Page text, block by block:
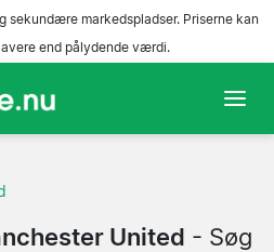
sekundære markedspladser. Priserne kan
end pålydende værdi.
United - Søg